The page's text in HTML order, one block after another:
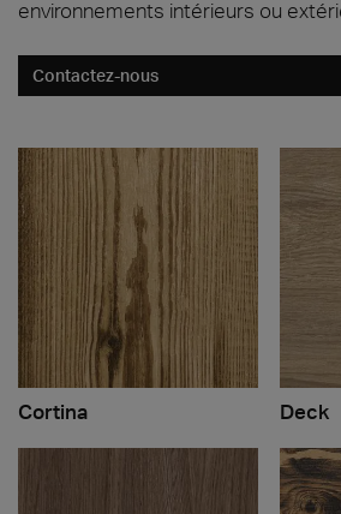
environnements intérieurs ou
Contactez-nous
Cortina Deck